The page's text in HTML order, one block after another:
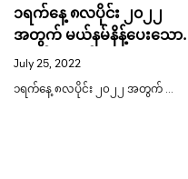
၁ရက်နေ့ ၈လပိုင်း ၂၀၂၂
အတွက် မယ်နမ်နိန့်ပေးသော
ဂဏန်းကောင်း
July 25, 2022
၁ရက်နေ့ ၈လပိုင်း ၂၀၂၂ အတွက် …